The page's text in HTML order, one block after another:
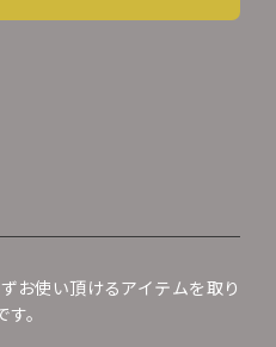
お使い頂けるアイテムを取り
。